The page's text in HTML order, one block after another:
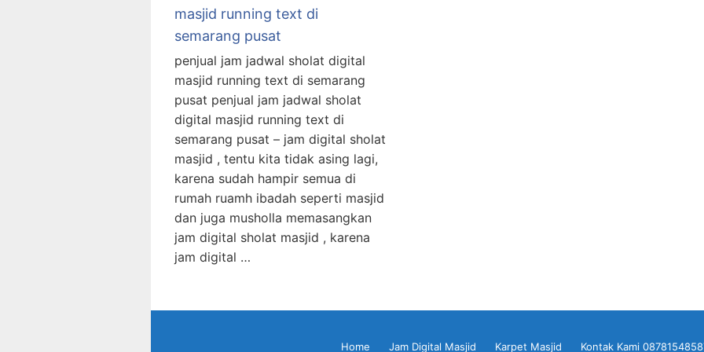
masjid running text di
semarang pusat
penjual jam jadwal sholat digital
masjid running text di semarang
pusat penjual jam jadwal sholat
digital masjid running text di
semarang pusat – jam digital sholat
masjid , tentu kita tidak asing lagi,
karena sudah hampir semua di
rumah ruamh ibadah seperti masjid
dan juga musholla memasangkan
jam digital sholat masjid , karena
jam digital …
Home Jam Digital Masjid Karpet Masjid Kontak Kami